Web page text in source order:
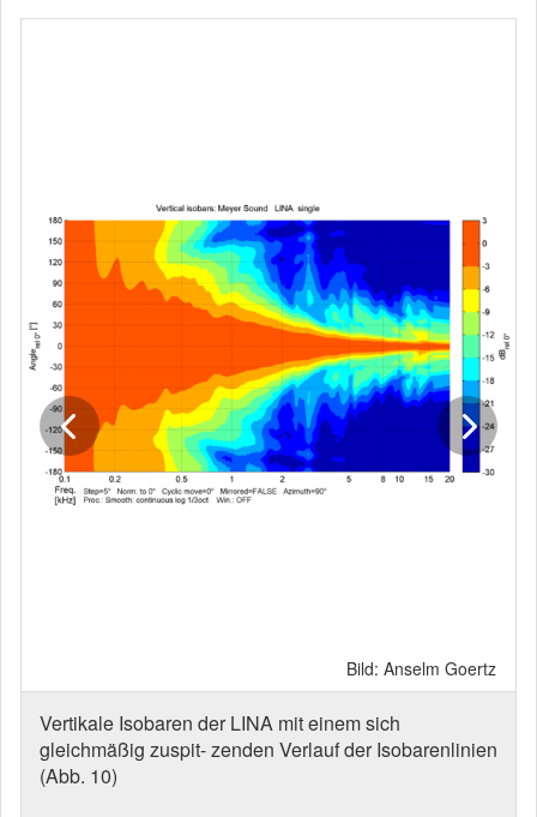
Bild: Anselm Goertz
Vertikale Isobaren der LINA mit einem sich
gleichmäßig zuspit- zenden Verlauf der Isobarenlinien
(Abb. 10)